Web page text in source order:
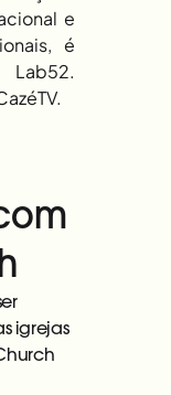
e
é
igrejas